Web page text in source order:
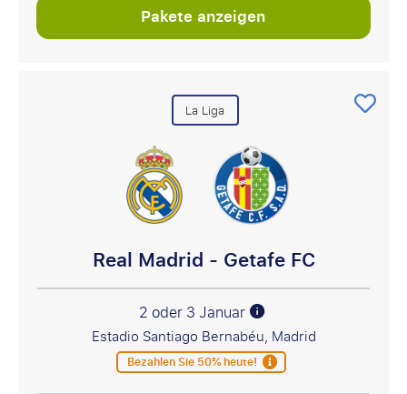
Pakete anzeigen
La Liga
Real Madrid - Getafe FC
2 oder 3 Januar
Estadio Santiago Bernabéu, Madrid
Bezahlen Sie 50% heute!